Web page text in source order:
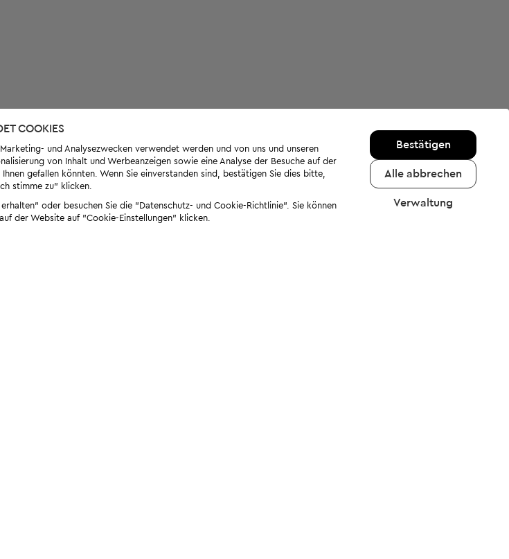
COOKIES
und Analysezwecken verwendet werden und von uns und unseren
von Inhalt und Werbeanzeigen sowie eine Analyse der Besuche auf der
gefallen könnten. Wenn Sie einverstanden sind, bestätigen Sie dies bitte,
stimme zu" klicken.
oder besuchen Sie die "Datenschutz- und Cookie-Richtlinie". Sie können
der Website auf "Cookie-Einstellungen" klicken.
Bestätigen
Alle abbrechen
Verwaltung